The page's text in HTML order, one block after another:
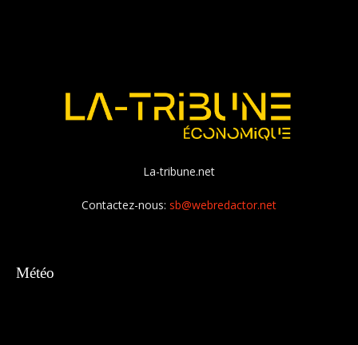
La-tribune.net
Contactez-nous: sb@webredactor.net
Météo